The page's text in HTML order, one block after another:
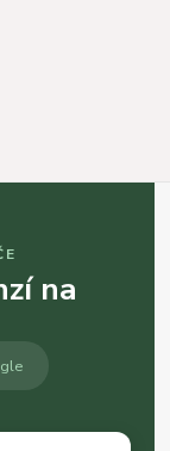
na